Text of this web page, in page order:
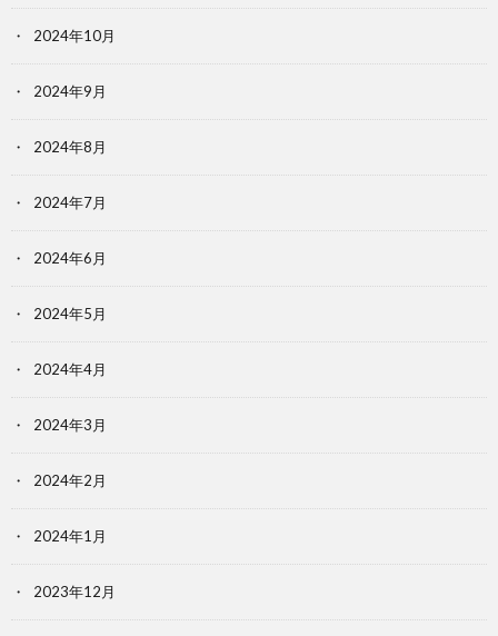
2024年10月
2024年9月
2024年8月
2024年7月
2024年6月
2024年5月
2024年4月
2024年3月
2024年2月
2024年1月
2023年12月